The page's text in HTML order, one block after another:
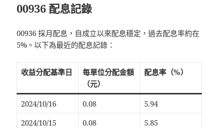
00936 配息記錄
00936 採月配息，自成立以來配息穩定，過去配息率約在
5%。以下為最近的配息記錄：
收益分配基準日
每單位分配金額
（元）
配息率（%）
2024/10/16 0.08
5.94
2024/10/15
0.08
5.85